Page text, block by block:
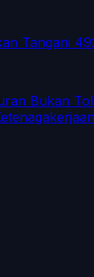
Tangani
Bukan